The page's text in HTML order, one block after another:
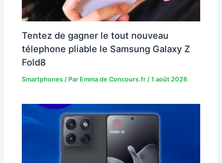
Tentez de gagner le tout nouveau
télephone pliable le Samsung Galaxy Z
Fold8
Smartphones / Par Emma de Concours.fr /1 août 2026